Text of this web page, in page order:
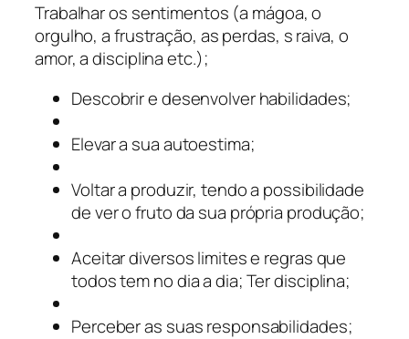
Trabalhar os sentimentos (a mágoa, o
orgulho, a frustração, as perdas, s raiva, o
amor, a disciplina etc.);
Descobrir e desenvolver habilidades;
Elevar a sua autoestima;
Voltar a produzir, tendo a possibilidade
de ver o fruto da sua própria produção;
Aceitar diversos limites e regras que
todos tem no dia a dia; Ter disciplina;
Perceber as suas responsabilidades;